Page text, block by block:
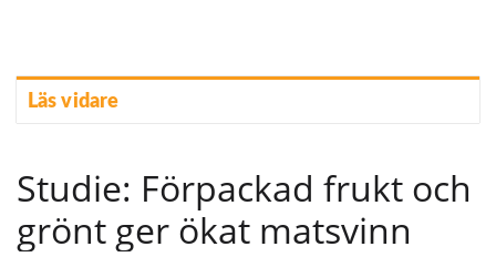
Läs vidare
Studie: Förpackad frukt och
grönt ger ökat matsvinn